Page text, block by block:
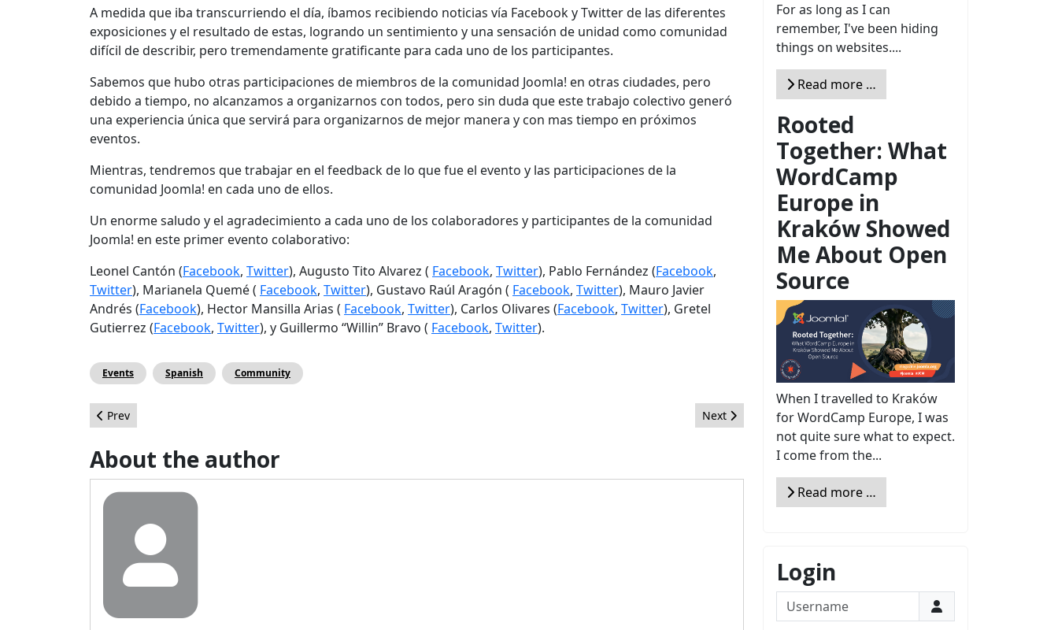
A medida que iba transcurriendo el día, íbamos recibiendo noticias vía Facebook y Twitter de las diferentes
exposiciones y el resultado de estas, logrando un sentimiento y una sensación de unidad como comunidad
difícil de describir, pero tremendamente gratificante para cada uno de los participantes.
Sabemos que hubo otras participaciones de miembros de la comunidad Joomla! en otras ciudades, pero
debido a tiempo, no alcanzamos a organizarnos con todos, pero sin duda que este trabajo colectivo generó
una experiencia única que servirá para organizarnos de mejor manera y con mas tiempo en próximos
eventos.
Mientras, tendremos que trabajar en el feedback de lo que fue el evento y las participaciones de la
comunidad Joomla! en cada uno de ellos.
Un enorme saludo y el agradecimiento a cada uno de los colaboradores y participantes de la comunidad
Joomla! en este primer evento colaborativo:
Leonel Cantón (Facebook, Twitter), Augusto Tito Alvarez ( Facebook, Twitter), Pablo Fernández (Facebook,
Twitter), Marianela Quemé ( Facebook, Twitter), Gustavo Raúl Aragón ( Facebook, Twitter), Mauro Javier
Andrés (Facebook), Hector Mansilla Arias ( Facebook, Twitter), Carlos Olivares (Facebook, Twitter), Gretel
Gutierrez (Facebook, Twitter), y Guillermo “Willin” Bravo ( Facebook, Twitter).
Events Spanish Community
Previous article: Lanzamiento del sitio de Eventos Joomla!
Prev Next article: La licencia GNU/GPL
Next
About the author
For as long as I can
remember, I've been hiding
things on websites....
Read more …
Rooted
Together: What
WordCamp
Europe in
Kraków Showed
Me About Open
Source
When I travelled to Kraków
for WordCamp Europe, I was
not quite sure what to expect.
I come from the...
Read more …
Login
Username